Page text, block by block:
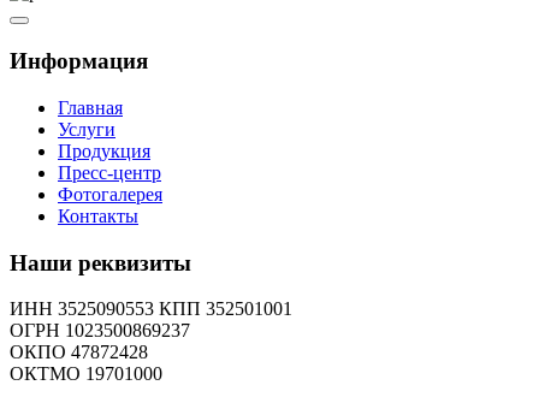
Информация
Главная
Услуги
Продукция
Пресс-центр
Фотогалерея
Контакты
Наши реквизиты
ИНН 3525090553 КПП 352501001
ОГРН 1023500869237
ОКПО 47872428
ОКТМО 19701000